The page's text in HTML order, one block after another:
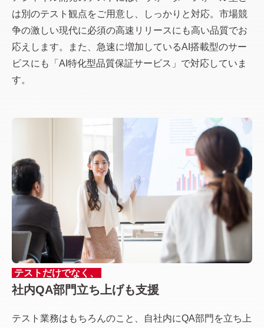
は別のテスト観点をご用意し、しっかりと対応。市場競
争の激しい現代に必須の高速リリースにも高い品質でお
応えします。また、急速に増加しているAI搭載型のサー
ビスにも「AI特化型品質保証サービス」で対応していま
す。
テストだけでなく、
社内QA部門立ち上げも支援
テスト業務はもちろんのこと、自社内にQA部門を立ち上